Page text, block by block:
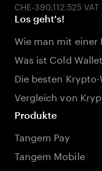
Los geht's!
Wie man mit
Was ist Cold
Die besten
Vergleich von
Produkte
Tangem Pay
Tangem Mobile